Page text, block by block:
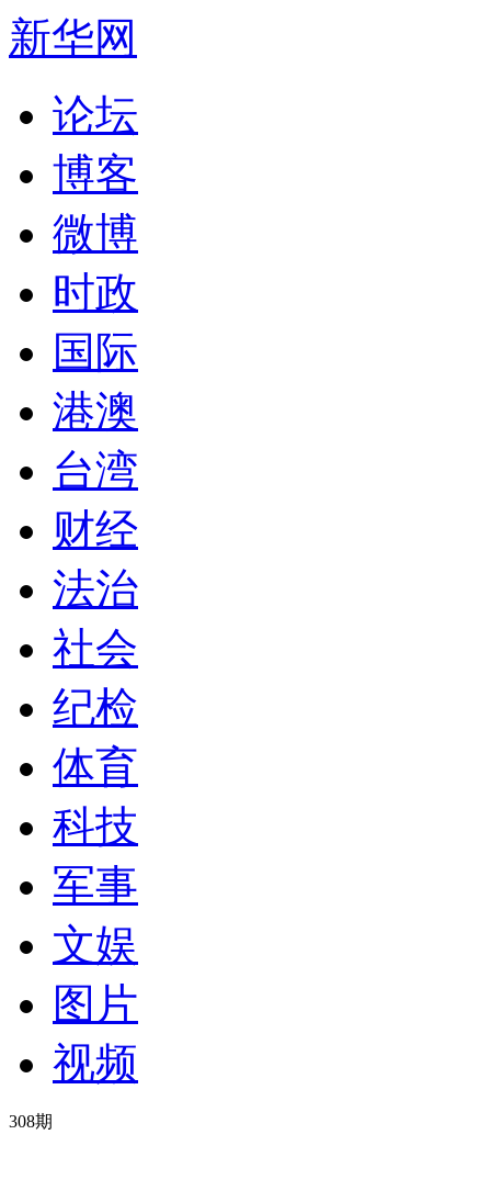
新华网
论坛
博客
微博
时政
国际
港澳
台湾
财经
法治
社会
纪检
体育
科技
军事
文娱
图片
视频
308期